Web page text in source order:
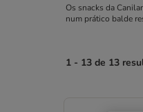
Os snacks da
num prático balde
1 - 13 de 13